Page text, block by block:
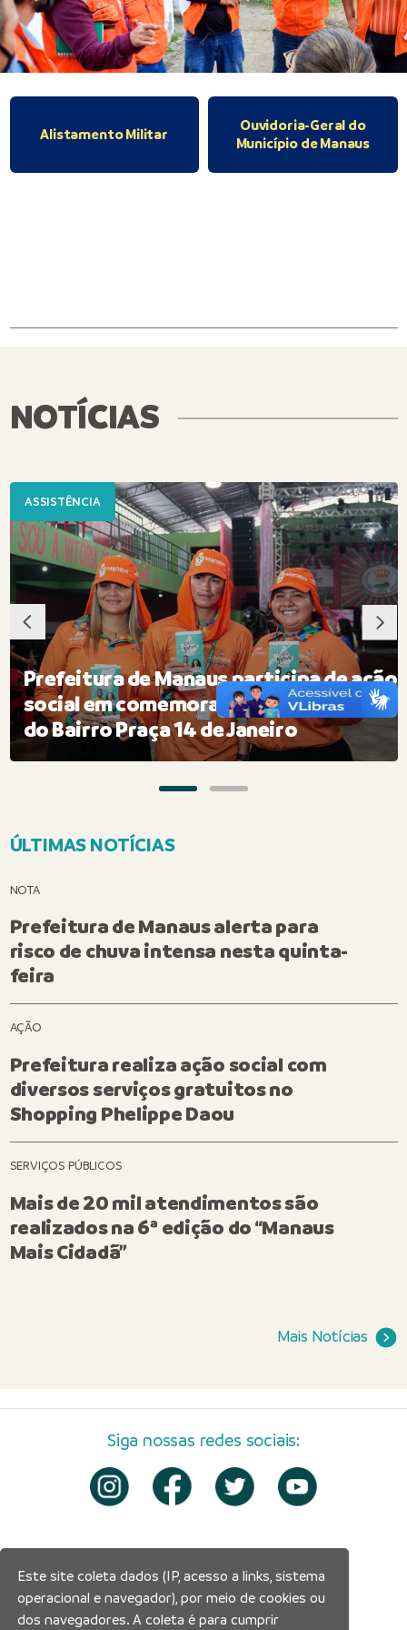
Alistamento Militar
Ouvidoria-Geral do
Município de Manaus
NOTÍCIAS
ASSISTÊNCIA
Prefeitura de Manaus participa de ação
social em comemoração aos 140 anos
do Bairro Praça 14 de Janeiro
ÚLTIMAS NOTÍCIAS
NOTA
Prefeitura de Manaus alerta para
risco de chuva intensa nesta quinta-
feira
AÇÃO
Prefeitura realiza ação social com
diversos serviços gratuitos no
Shopping Phelippe Daou
SERVIÇOS PÚBLICOS
Mais de 20 mil atendimentos são
realizados na 6ª edição do “Manaus
Mais Cidadã”
Mais Notícias
Siga nossas redes sociais:
Este site coleta dados (IP, acesso a links, sistema
operacional e navegador), por meio de cookies ou
dos navegadores. A coleta é para cumprir